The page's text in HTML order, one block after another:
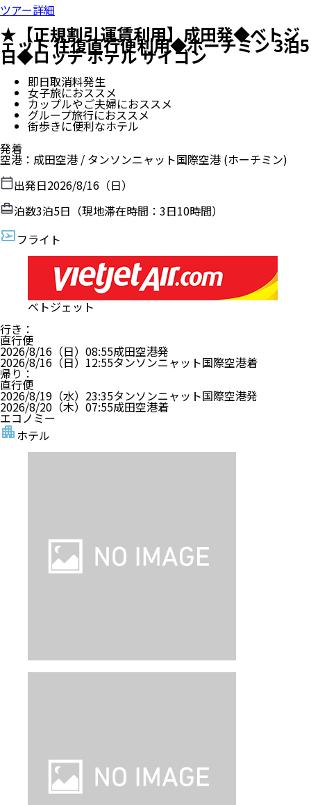
ツアー詳細
★【正規割引運賃利用】成田発◆ベトジ
ェット 往復直行便利用◆ホーチミン 3泊5
日◆ロッテ ホテル サイゴン
即日取消料発生
女子旅におススメ
カップルやご夫婦におススメ
グループ旅行におススメ
街歩きに便利なホテル
発着
空港 ： 成田空港 / タンソンニャット国際空港 (ホーチミン)
出発日2026/8/16（日）
泊数3泊5日（現地滞在時間： 3日10時間）
フライト
ベトジェット
行き ：
直行便
2026/8/16（日） 08:55成田空港発
2026/8/16（日） 12:55タンソンニャット国際空港着
帰り ：
直行便
2026/8/19（水） 23:35タンソンニャット国際空港発
2026/8/20（木） 07:55成田空港着
エコノミー
ホテル